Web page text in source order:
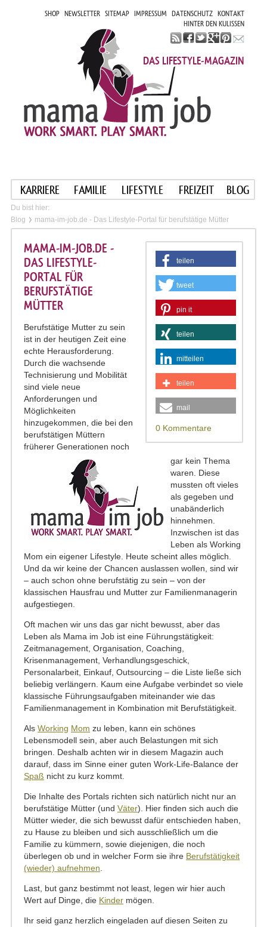
SHOP NEWSLETTER SITEMAP IMPRESSUM DATENSCHUTZ KONTAKT
HINTER DEN KULISSEN
DAS LIFESTYLE-MAGAZIN
KARRIERE FAMILIE LIFESTYLE FREIZEIT BLOG
Du bist hier:
Blog
mama-im-job.de - Das Lifestyle-Portal für berufstätige Mütter
teilen
tweet
pin it
teilen
mitteilen
teilen
mail
0 Kommentare
MAMA-IM-JOB.DE -
DAS LIFESTYLE-
PORTAL FÜR
BERUFSTÄTIGE
MÜTTER
Berufstätige Mutter zu sein
ist in der heutigen Zeit eine
echte Herausforderung.
Durch die wachsende
Technisierung und Mobilität
sind viele neue
Anforderungen und
Möglichkeiten
hinzugekommen, die bei den
berufstätigen Müttern
früherer Generationen noch
gar kein Thema
waren. Diese
mussten oft vieles
als gegeben und
unabänderlich
hinnehmen.
Inzwischen ist das
Leben als Working
Mom ein eigener Lifestyle. Heute scheint alles möglich.
Und da wir keine der Chancen auslassen wollen, sind wir
– auch schon ohne berufstätig zu sein – von der
klassischen Hausfrau und Mutter zur Familienmanagerin
aufgestiegen.
Oft machen wir uns das gar nicht bewusst, aber das
Leben als Mama im Job ist eine Führungstätigkeit:
Zeitmanagement, Organisation, Coaching,
Krisenmanagement, Verhandlungsgeschick,
Personalarbeit, Einkauf, Outsourcing – die Liste ließe sich
beliebig verlängern. Kaum eine Aufgabe verbindet so viele
klassische Führungsaufgaben miteinander wie das
Familienmanagement in Kombination mit Berufstätigkeit.
Als Working Mom zu leben, kann ein schönes
Lebensmodell sein, aber auch Belastungen mit sich
bringen. Deshalb achten wir in diesem Magazin auch
darauf, dass im Sinne einer guten Work-Life-Balance der
Spaß nicht zu kurz kommt.
Die Inhalte des Portals richten sich natürlich nicht nur an
berufstätige Mütter (und Väter). Hier finden sich auch die
Mütter wieder, die sich bewusst dafür entschieden haben,
zu Hause zu bleiben und sich ausschließlich um die
Familie zu kümmern, sowie diejenigen, die noch
überlegen ob und in welcher Form sie ihre Berufstätigkeit
(wieder) aufnehmen
Last, but ganz bestimmt not least, legen wir hier auch
Wert auf Dinge, die Kinder mögen.
Ihr seid ganz herzlich eingeladen auf diesen Seiten zu